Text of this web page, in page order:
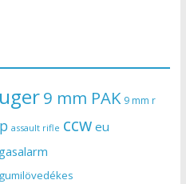
9 mm PAK 9 mm r
assault rifle ccw eu
gasalarm
gumilövedékes